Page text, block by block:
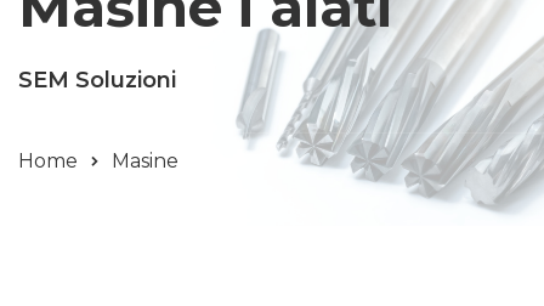
SEM Soluzioni
Home Masine